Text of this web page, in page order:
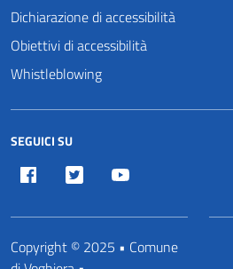
Dichiarazione di accessibilità
Obiettivi di accessibilità
Whistleblowing
SEGUICI SU
Facebook Twitter
Copyright © 2025 • Comune